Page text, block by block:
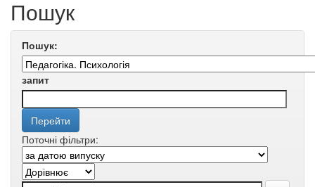
Пошук
Пошук:
запит
Поточні фільтри: